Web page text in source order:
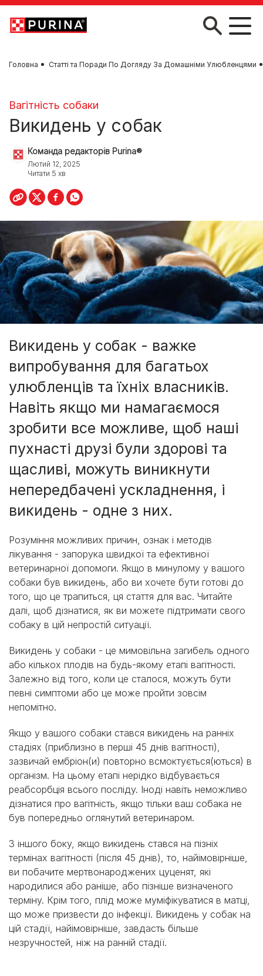
Skip to main content
Головна Статті та Поради По Догляду За Домашніми Улюбленцями
Вагітність собаки
Викидень у собак
Команда редакторів Purina®
Лютий 12, 2025
Читати 5 хв
Викидень у собак - важке
випробування для багатьох
улюбленців та їхніх власників.
Навіть якщо ми намагаємося
зробити все можливе, щоб наші
пухнасті друзі були здорові та
щасливі, можуть виникнути
непередбачені ускладнення, і
викидень - одне з них.
Розуміння можливих причин, ознак і методів
лікування - запорука швидкої та ефективної
ветеринарної допомоги. Якщо в минулому у вашого
собаки був викидень, або ви хочете бути готові до
того, що це трапиться, ця стаття для вас. Читайте
далі, щоб дізнатися, як ви можете підтримати свого
собаку в цій непростій ситуації.
Викидень у собаки - це мимовільна загибель одного
або кількох плодів на будь-якому етапі вагітності.
Залежно від того, коли це сталося, можуть бути
певні симптоми або це може пройти зовсім
непомітно.
Якщо у вашого собаки стався викидень на ранніх
стадіях (приблизно в перші 45 днів вагітності),
зазвичай ембріон(и) повторно всмоктується(ються) в
організм. На цьому етапі нерідко відбувається
реабсорбція всього посліду. Іноді навіть неможливо
дізнатися про вагітність, якщо тільки ваш собака не
був попередньо оглянутий ветеринаром.
З іншого боку, якщо викидень стався на пізніх
термінах вагітності (після 45 днів), то, найімовірніше,
ви побачите мертвонароджених цуценят, які
народилися або раніше, або пізніше визначеного
терміну. Крім того, плід може муміфікуватися в матці,
що може призвести до інфекції. Викидень у собак на
цій стадії, найімовірніше, завдасть більше
незручностей, ніж на ранній стадії.